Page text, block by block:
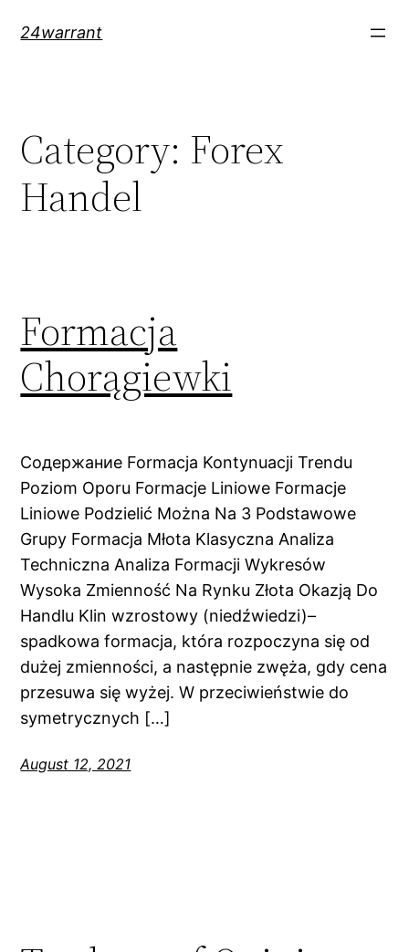
24warrant
Category: Forex
Handel
Formacja
Chorągiewki
Содержание Formacja Kontynuacji Trendu
Poziom Oporu Formacje Liniowe Formacje
Liniowe Podzielić Można Na 3 Podstawowe
Grupy Formacja Młota Klasyczna Analiza
Techniczna Analiza Formacji Wykresów
Wysoka Zmienność Na Rynku Złota Okazją Do
Handlu Klin wzrostowy (niedźwiedzi)–
spadkowa formacja, która rozpoczyna się od
dużej zmienności, a następnie zwęża, gdy cena
przesuwa się wyżej. W przeciwieństwie do
symetrycznych […]
August 12, 2021